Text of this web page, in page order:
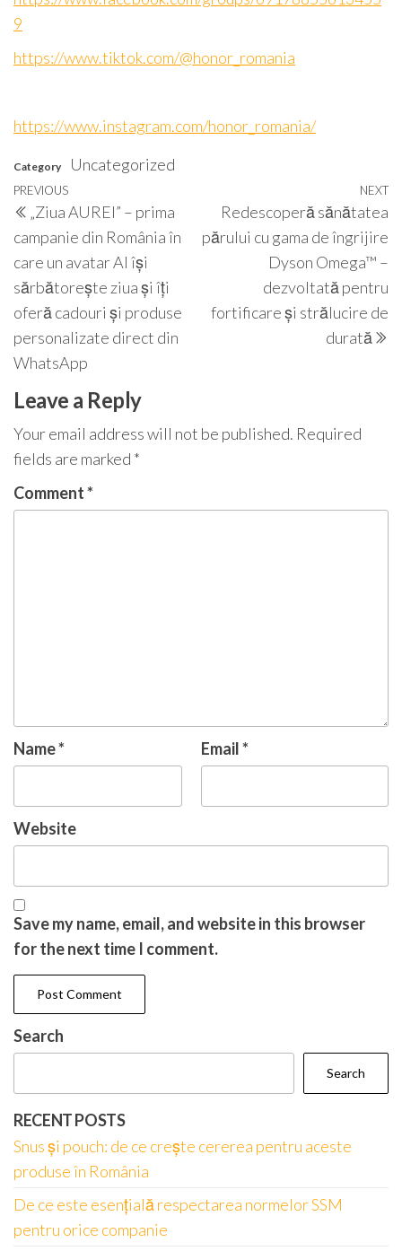
9
https://www.tiktok.com/@honor_romania
https://www.instagram.com/honor_romania/
Category Uncategorized
Post
navigation
Previous
Post
PREVIOUS
„Ziua AUREI” – prima
campanie din România în
care un avatar AI își
sărbătorește ziua și îți
oferă cadouri și produse
personalizate direct din
WhatsApp
NEXT
Redescoperă sănătatea
părului cu gama de îngrijire
Dyson Omega™ –
dezvoltată pentru
fortificare și strălucire de
durată
Leave a Reply
Your email address will not be published. Required
fields are marked *
Comment*
Name* Email*
Website
Save my name, email, and website in this browser
for the next time I comment.
Search
Search
RECENT POSTS
Snus și pouch: de ce crește cererea pentru aceste
produse în România
De ce este esențială respectarea normelor SSM
pentru orice companie